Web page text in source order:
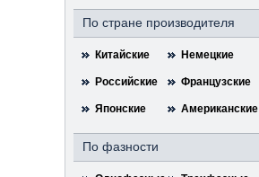
По стране производителя
Китайские Немецкие
Российские Французские
Японские Американские
По фазности